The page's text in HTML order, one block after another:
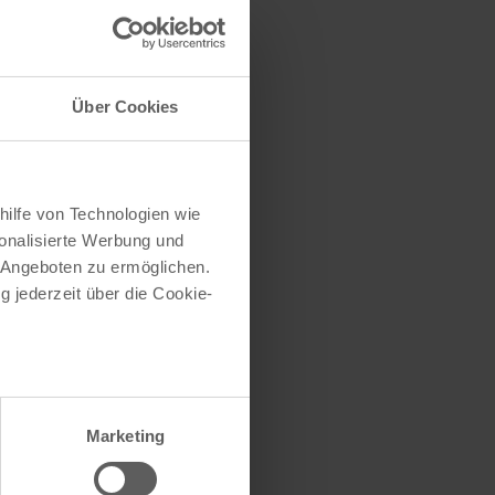
Über Cookies
von Technologien wie
Werbung und
zu ermöglichen.
jederzeit über die Cookie-
sein können
Präferenzen imAbschnitt
Marketing
herausfinden
(oder einen Teil